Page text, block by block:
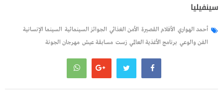
سينفيليا
أحمد الهواري الأفلام القصيرة الأمن الغذائي الجوائز السينمائية السينما الإنسانية
الفن والوعي برنامج الأغذية العالمي زست مسابقة عيش مهرجان الجونة